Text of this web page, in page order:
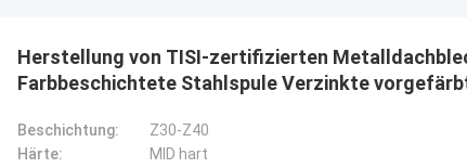
Herstellung von TISI-zertifizierten
Farbbeschichtete Stahlspule Verzinkte
Beschichtung:
Z30-Z40
Härte:
MID hart